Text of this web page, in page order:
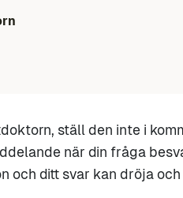
ställ den inte i
när din fråga
och ditt svar kan dröja